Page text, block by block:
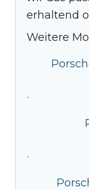
erhaltend
Weitere
·
·